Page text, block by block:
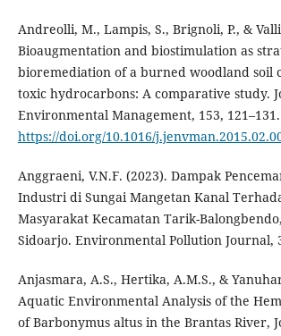
Andreolli, M., Lampis, S., Brignoli, P., &
Bioaugmentation and biostimulation as
bioremediation of a burned woodland soil
toxic hydrocarbons: A comparative study.
Environmental Management, 153, 121–131.
https://doi.org/10.1016/
Anggraeni, V.N.F. (2023). Dampak
Industri di Sungai Mangetan Kanal
Masyarakat Kecamatan Tarik-
Sidoarjo. Environmental Pollution Journal,
Anjasmara, A.S., Hertika, A.M.S., &
Aquatic Environmental Analysis of the
of Barbonymus altus in the Brantas River,